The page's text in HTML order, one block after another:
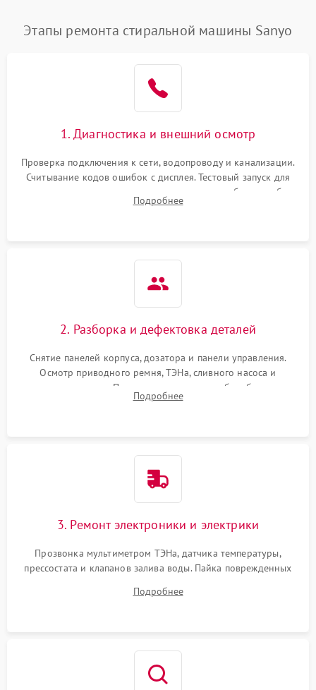
Замена платы управления Подробнее →
Этапы ремонта стиральной машины Sanyo
1. Диагностика и внешний осмотр
Проверка подключения к сети, водопроводу и канализации.
Считывание кодов ошибок с дисплея. Тестовый запуск для
выявления посторонних шумов, протечек или сбоев в работе
электронного модуля управления.
Подробнее
2. Разборка и дефектовка деталей
Снятие панелей корпуса, дозатора и панели управления.
Осмотр приводного ремня, ТЭНа, сливного насоса и
амортизаторов. Проверка подшипников барабана и
крестовины на износ, а манжеты люка на разрывы.
Подробнее
3. Ремонт электроники и электрики
Прозвонка мультиметром ТЭНа, датчика температуры,
прессостата и клапанов залива воды. Пайка поврежденных
Восстановление целостности проводки и контактов.
Подробнее